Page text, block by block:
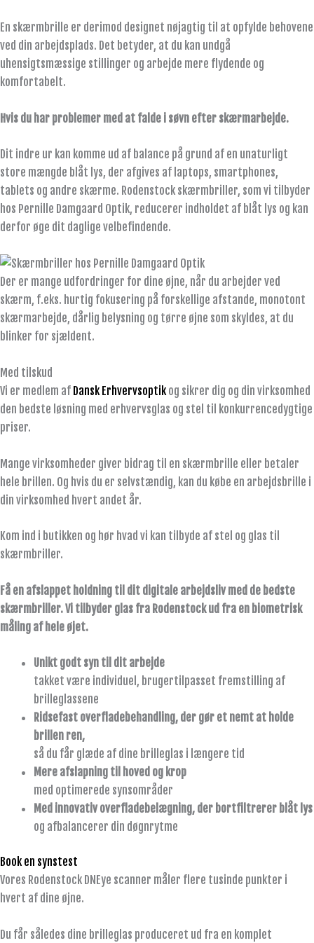
En skærmbrille er derimod designet nøjagtig til at opfylde behovene
ved din arbejdsplads. Det betyder, at du kan undgå
uhensigtsmæssige stillinger og arbejde mere flydende og
komfortabelt.
Hvis du har problemer med at falde i søvn efter skærmarbejde.
Dit indre ur kan komme ud af balance på grund af en unaturligt
store mængde blåt lys, der afgives af laptops, smartphones,
tablets og andre skærme. Rodenstock skærmbriller, som vi tilbyder
hos Pernille Damgaard Optik, reducerer indholdet af blåt lys og kan
derfor øge dit daglige velbefindende.
Der er mange udfordringer for dine øjne, når du arbejder ved
skærm, f.eks. hurtig fokusering på forskellige afstande, monotont
skærmarbejde, dårlig belysning og tørre øjne som skyldes, at du
blinker for sjældent.
Med tilskud
Vi er medlem af Dansk Erhvervsoptik og sikrer dig og din virksomhed
den bedste løsning med erhvervsglas og stel til konkurrencedygtige
priser.
Mange virksomheder giver bidrag til en skærmbrille eller betaler
hele brillen. Og hvis du er selvstændig, kan du købe en arbejdsbrille i
din virksomhed hvert andet år.
Kom ind i butikken og hør hvad vi kan tilbyde af stel og glas til
skærmbriller.
Få en afslappet holdning til dit digitale arbejdsliv med de bedste
skærmbriller. Vi tilbyder glas fra Rodenstock ud fra en biometrisk
måling af hele øjet.
Unikt godt syn til dit arbejde
takket være individuel, brugertilpasset fremstilling af
brilleglassene
Ridsefast overfladebehandling, der gør et nemt at holde
brillen ren,
så du får glæde af dine brilleglas i længere tid
Mere afslapning til hoved og krop
med optimerede synsområder
Med innovativ overfladebelægning, der bortfiltrerer blåt lys
og afbalancerer din døgnrytme
Book en synstest
Vores Rodenstock DNEye scanner måler flere tusinde punkter i
hvert af dine øjne.
Du får således dine brilleglas produceret ud fra en komplet